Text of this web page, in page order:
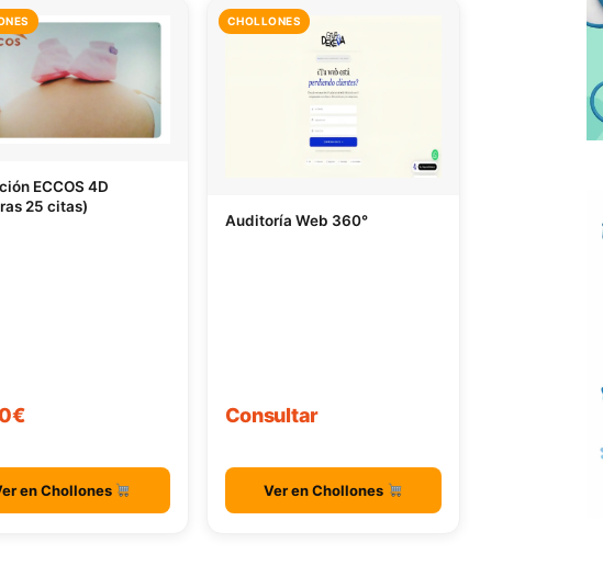
ECCOS 4D
25 citas)
en Chollones
CHOLLONES
Auditoría Web 360°
Consultar
Ver en Chollones